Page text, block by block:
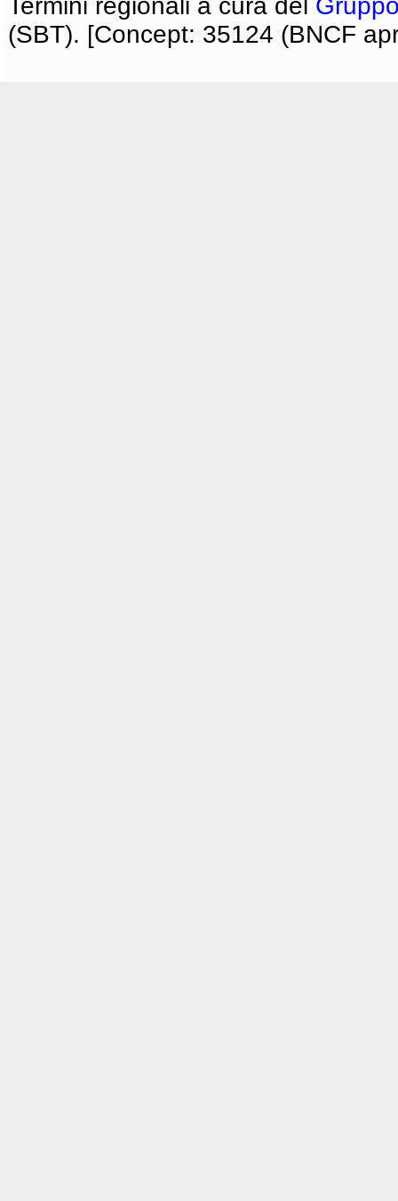
Termini regionali a cura del
(SBT). [Concept: 35124 (BNCF